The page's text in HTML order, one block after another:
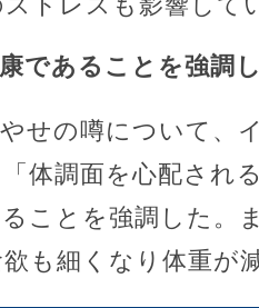
であることを強調
せの噂について、
体調面を心配され
ことを強調した。
も細くなり体重が